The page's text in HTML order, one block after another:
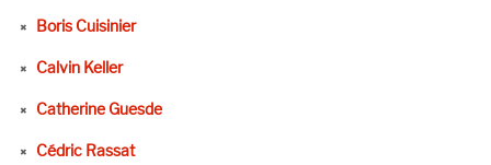
Boris Cuisinier
Calvin Keller
Catherine Guesde
Cédric Rassat